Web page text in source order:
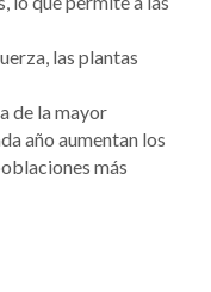
las plantas
de la mayor
año aumentan los
más